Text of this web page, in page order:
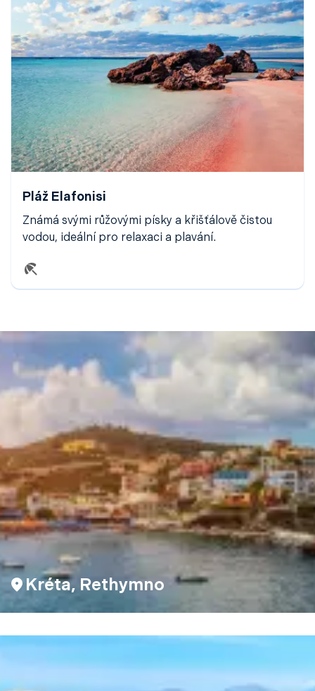
Pláž Elafonisi
Známá svými růžovými písky a křišťálově čistou
vodou, ideální pro relaxaci a plavání.
Kréta, Rethymno